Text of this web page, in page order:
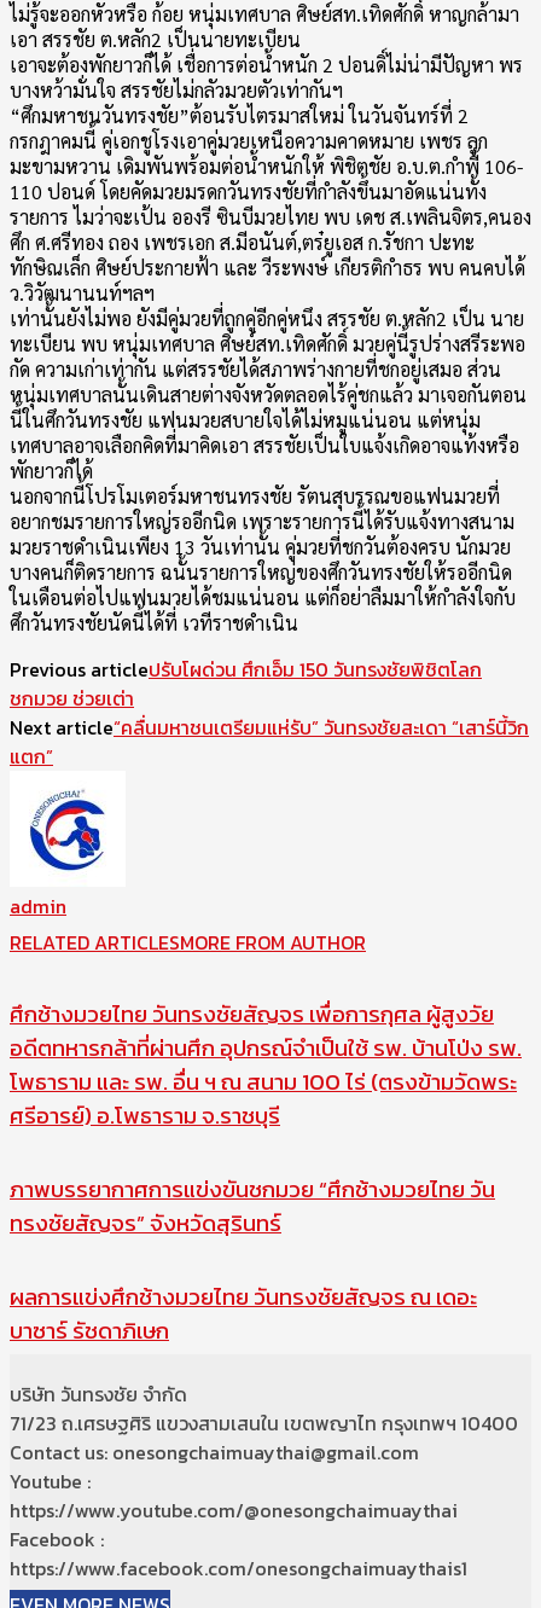
ไม่รู้จะออกหัวหรือ ก้อย หนุ่มเทศบาล ศิษย์สท.เทิดศักดิ์ หาญกล้ามา
เอา สรรชัย ต.หลัก2 เป็นนายทะเบียน
เอาจะต้องพักยาวก็ได้ เชื่อการต่อน้ำหนัก 2 ปอนดิ์ไม่น่ามีปัญหา พร
บางหว้ามั่นใจ สรรชัยไม่กลัวมวยตัวเท่ากันฯ
“ศึกมหาชนวันทรงชัย”ต้อนรับไตรมาสใหม่ ในวันจันทร์ที่ 2
กรกฎาคมนี้ คู่เอกชูโรงเอาคู่มวยเหนือความคาดหมาย เพชร ลูก
มะขามหวาน เดิมพันพร้อมต่อน้ำหนักให้ พิชิตชัย อ.บ.ต.กำพี้ 106-
110 ปอนด์ โดยคัดมวยมรดกวันทรงชัยที่กำลังขึ้นมาอัดแน่นทั้ง
รายการ ไมว่าจะเป้น อองรี ซินบีมวยไทย พบ เดช ส.เพลินจิตร,คนอง
ศึก ศ.ศรีทอง ถอง เพชรเอก ส.มีอนันต์,ตร๋ยูเอส ก.รัชกา ปะทะ
ทักษิณเล็ก ศิษย์ประกายฟ้า และ วีระพงษ์ เกียรติกำธร พบ คนคบได้
ว.วิวัฒนานนท์ฯลฯ
เท่านั้นยังไม่พอ ยังมีคู่มวยที่ถูกคู่อีกคู่หนึง สรรชัย ต.หลัก2 เป็น นาย
ทะเบียน พบ หนุ่มเทศบาล ศิษย์สท.เทิดศักดิ์ มวยคู่นี้รูปร่างสรีระพอ
กัด ความเก่าเท่ากัน แต่สรรชัยได้สภาพร่างกายที่ชกอยู่เสมอ ส่วน
หนุ่มเทศบาลนั้นเดินสายต่างจังหวัดตลอดไร้คู่ชกแล้ว มาเจอกันตอน
นี้ในศึกวันทรงชัย แฟนมวยสบายใจได้ไม่หมูแน่นอน แต่หนุ่ม
เทศบาลอาจเลือกคิดที่มาคิดเอา สรรชัยเป็นใบแจ้งเกิดอาจแท้งหรือ
พักยาวก็ได้
นอกจากนี้โปรโมเตอร์มหาชนทรงชัย รัตนสุบรรณขอแฟนมวยที่
อยากชมรายการใหญ่รออีกนิด เพราะรายการนี้ได้รับแจ้งทางสนาม
มวยราชดำเนินเพียง 13 วันเท่านั้น คู่มวยที่ชกวันต้องครบ นักมวย
บางคนก็ติดรายการ ฉนั้นรายการใหญ่ของศึกวันทรงชัยให้รออีกนิด
ในเดือนต่อไปแฟนมวยได้ชมแน่นอน แต่ก็อย่าลืมมาให้กำลังใจกับ
ศึกวันทรงชัยนัดนี้ได้ที่ เวทีราชดำเนิน
Previous articleปรับโผด่วน ศึกเอ็ม 150 วันทรงชัยพิชิตโลก
ชกมวย ช่วยเต่า
Next article“คลื่นมหาชนเตรียมแห่รับ” วันทรงชัยสะเดา “เสาร์นี้วิก
แตก”
admin
RELATED ARTICLESMORE FROM AUTHOR
ศึกช้างมวยไทย วันทรงชัยสัญจร เพื่อการกุศล ผู้สูงวัย
อดีตทหารกล้าที่ผ่านศึก อุปกรณ์จำเป็นใช้ รพ. บ้านโป่ง รพ.
โพธาราม และ รพ. อื่น ฯ ณ สนาม 100 ไร่ (ตรงข้ามวัดพระ
ศรีอารย์) อ.โพธาราม จ.ราชบุรี
ภาพบรรยากาศการแข่งขันชกมวย “ศึกช้างมวยไทย วัน
ทรงชัยสัญจร” จังหวัดสุรินทร์
ผลการแข่งศึกช้างมวยไทย วันทรงชัยสัญจร ณ เดอะ
บาซาร์ รัชดาภิเษก
บริษัท วันทรงชัย จำกัด
71/23 ถ.เศรษฐศิริ แขวงสามเสนใน เขตพญาไท กรุงเทพฯ 10400
Contact us: onesongchaimuaythai@gmail.com
Youtube :
https://www.youtube.com/@onesongchaimuaythai
Facebook :
https://www.facebook.com/onesongchaimuaythais1